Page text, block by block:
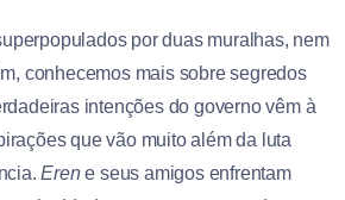
por duas muralhas, nem
conhecemos mais sobre segredos
intenções do governo vêm à
que vão muito além da luta
Erene seus amigos enfrentam